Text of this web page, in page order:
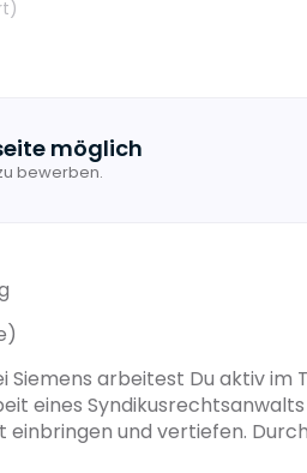
)
möglich
bewerben.
Siemens arbeitest Du aktiv
eines
einbringen und vertiefen.